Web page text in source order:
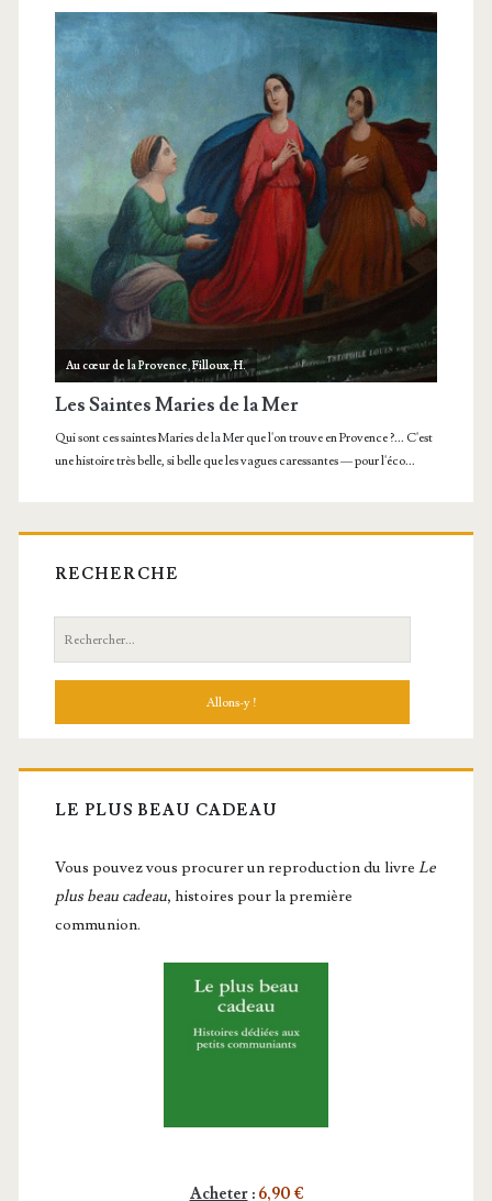
RECHERCHE
Recherche:
LE PLUS BEAU CADEAU
Vous pou­vez vous pro­cu­rer un repro­duc­tion du livre Le
plus beau cadeau, histoires pour la première
communion.
Acheter: 6,90 €